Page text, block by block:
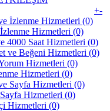
+-
İzlenme Hizmetleri (0)
Hizmetleri (0)
4000 Saat Hizmetleri (0)
ve Beğeni Hizmetleri (0)
Hizmetleri (0)
Hizmetleri (0)
Sayfa Hizmetleri (0)
Hizmetleri (0)
Hizmetleri (0)